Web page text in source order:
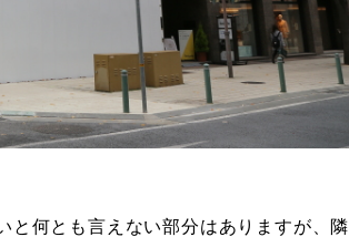
と何とも言えない部分はありますが、隣